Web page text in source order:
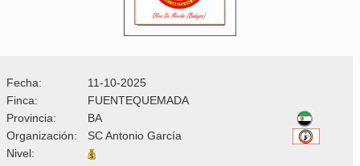
Fecha:
11-10-2025
Finca:
FUENTEQUEMADA
Provincia:
BA
Organización:
SC Antonio García
Nivel: